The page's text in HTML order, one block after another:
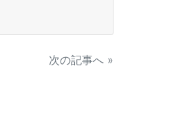
次の記事へ »